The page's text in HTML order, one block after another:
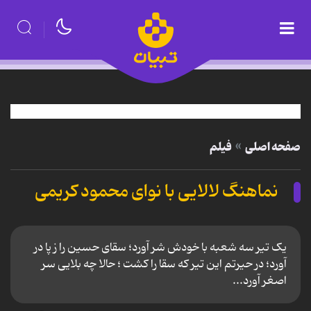
صفحه اصلی فیلم
نماهنگ لالایی با نوای محمود کریمی
یک تیر سه شعبه با خودش شر آورد؛ سقای حسین را ز پا در
آورد؛ در حیرتم این تیر که سقا را کشت ؛ حالا چه بلایی سر
اصغر آورد...